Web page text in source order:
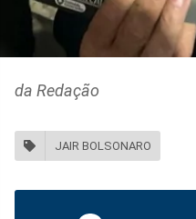
da Redação
JAIR BOLSONARO